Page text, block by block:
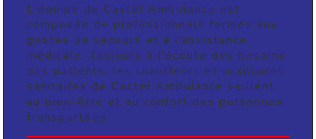
L'équipe de Castel Ambulance est
composée de professionnels formés aux
gestes de secours et à l'assistance
médicale. Toujours à l'écoute des besoins
des patients, les chauffeurs et auxiliaires
sanitaires de Castel Ambulance veillent
au bien-être et au confort des personnes
transportées.